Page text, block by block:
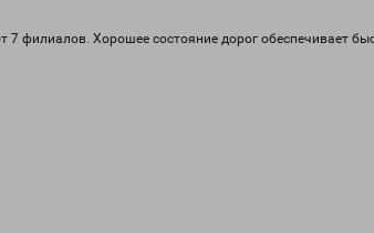
Хорошее состояние дорог обеспечивает